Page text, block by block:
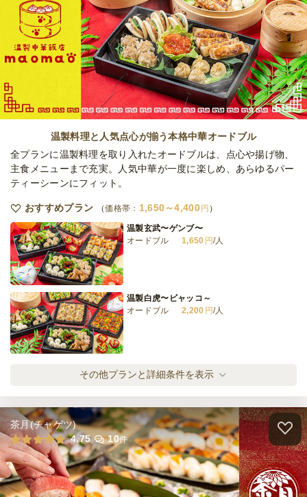
締切
5日前18時
最低ご注文金額 40,000 円
温製料理と人気点心が揃う本格中華オードブル
全プランに温製料理を取り入れたオードブルは、点心や揚げ物、
主食メニューまで充実。人気中華が一度に楽しめ、あらゆるパー
ティーシーンにフィット。
おすすめプラン 価格帯： 1,650～4,400 円
温製玄武〜ゲンブ〜
オードブル
1,650 円/人
温製白虎〜ビャッコ～
オードブル
2,200 円/人
温製朱雀〜スザク〜
オードブル
2,860円/人
温製青龍〜セイリュウ～
オードブル
3,630円/人
その他プランと詳細条件を表示
茶月(チャゲツ)
4.75
10件